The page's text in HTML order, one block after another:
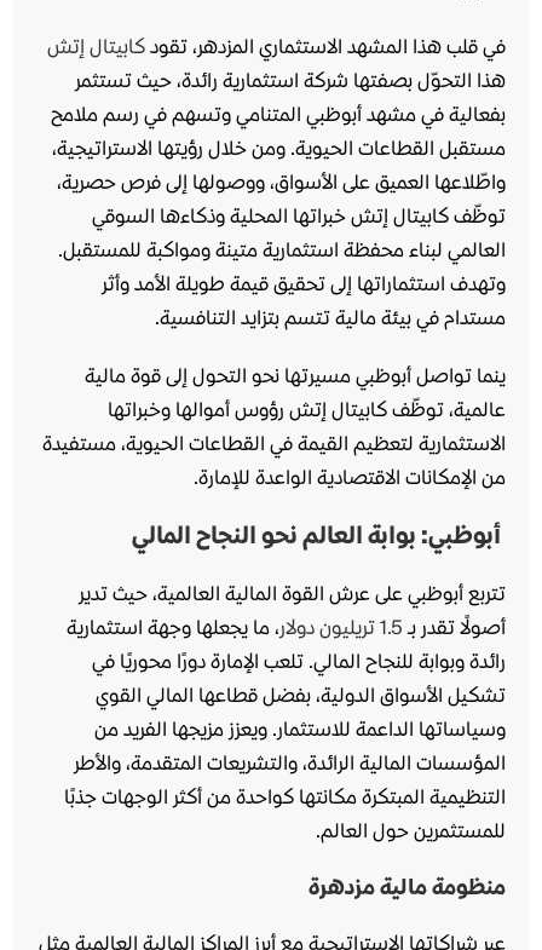
في قلب هذا المشهد الاستثماري المزدهر، تقود كابيتال إتش
هذا التحوّل بصفتها شركة استثمارية رائدة، حيث تستثمر
بفعالية في مشهد أبوظبي المتنامي وتسهم في رسم ملامح
مستقبل القطاعات الحيوية. ومن خلال رؤيتها الاستراتيجية،
واطّلاعها العميق على الأسواق، ووصولها إلى فرص حصرية،
توظّف كابيتال إتش خبراتها المحلية وذكاءها السوقي
العالمي لبناء محفظة استثمارية متينة ومواكبة للمستقبل.
وتهدف استثماراتها إلى تحقيق قيمة طويلة الأمد وأثر
مستدام في بيئة مالية تتسم بتزايد التنافسية.
ينما تواصل أبوظبي مسيرتها نحو التحول إلى قوة مالية
عالمية، توظّف كابيتال إتش رؤوس أموالها وخبراتها
الاستثمارية لتعظيم القيمة في القطاعات الحيوية، مستفيدة
من الإمكانات الاقتصادية الواعدة للإمارة.
أبوظبي: بوابة العالم نحو النجاح المالي
تتربع أبوظبي على عرش القوة المالية العالمية، حيث تدير
أصولًا تقدر بـ 1.5 تريليون دولار
، ما يجعلها وجهة استثمارية
رائدة وبوابة للنجاح المالي. تلعب الإمارة دورًا محوريًا في
تشكيل الأسواق الدولية، بفضل قطاعها المالي القوي
وسياساتها الداعمة للاستثمار. ويعزز مزيجها الفريد من
المؤسسات المالية الرائدة، والتشريعات المتقدمة، والأطر
التنظيمية المبتكرة مكانتها كواحدة من أكثر الوجهات جذبًا
للمستثمرين حول العالم.
منظومة مالية مزدهرة
عبر شراكاتها الاستراتيجية مع أبرز المراكز المالية العالمية مثل